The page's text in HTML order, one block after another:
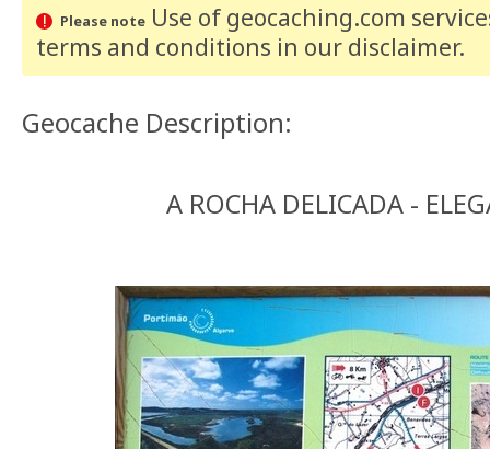
Please noteUse of geocaching.com
terms and conditions in our disclaimer.
Geocache Description:
A ROCHA DELICADA -